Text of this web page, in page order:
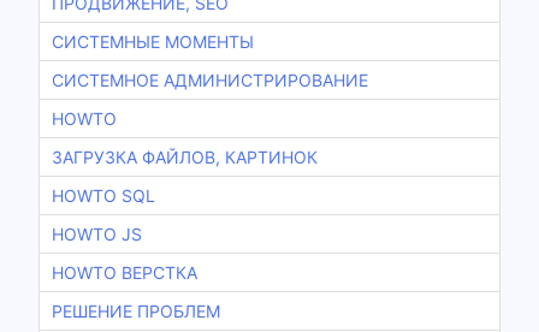
СИСТЕМНЫЕ МОМЕНТЫ
СИСТЕМНОЕ АДМИНИСТРИРОВАНИЕ
HOWTO
ЗАГРУЗКА ФАЙЛОВ, КАРТИНОК
HOWTO SQL
HOWTO JS
HOWTO ВЕРСТКА
РЕШЕНИЕ ПРОБЛЕМ